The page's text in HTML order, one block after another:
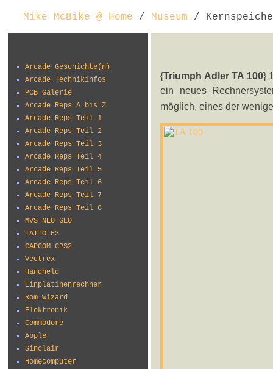
Mike McBike @ Home / Museum /
Arcade Geschichte(n)
Arcade Technikinfos
PCB Galerie
Arcade Reps A bis Z
Arcade Reps Teil 1
Arcade Reps Teil 2
Arcade Reps Teil 3
Arcade Reps Teil 4
Arcade Reps Teil 5
Arcade Reps Teil 6
Arcade Reps Teil 7
Arcade Reps Teil 8
MVS NEO GEO
TAITO F3
CAPCOM CPS2
Vectrex
Handheld
Einplatinenrechner
Rom Wizard
Elektronik
Commodore
Apple
Sinclair
Homecomputer
{Triumph Adler TA 100}
ein neues
möglich, eines der